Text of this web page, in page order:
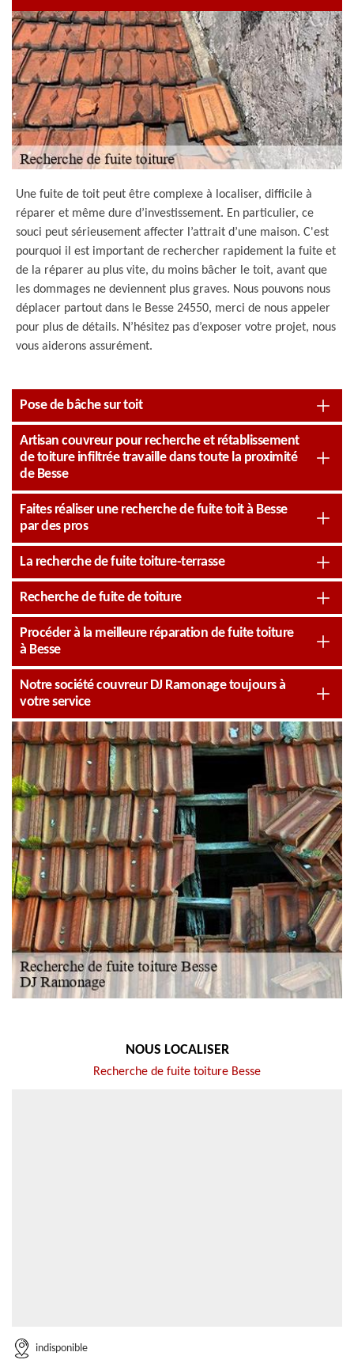
Une fuite de toit peut être complexe à localiser, difficile à
réparer et même dure d’investissement. En particulier, ce
souci peut sérieusement affecter l’attrait d’une maison. C'est
pourquoi il est important de rechercher rapidement la fuite et
de la réparer au plus vite, du moins bâcher le toit, avant que
les dommages ne deviennent plus graves. Nous pouvons nous
déplacer partout dans le Besse 24550, merci de nous appeler
pour plus de détails. N’hésitez pas d’exposer votre projet, nous
vous aiderons assurément.
Pose de bâche sur toit
Artisan couvreur pour recherche et rétablissement
de toiture infiltrée travaille dans toute la proximité
de Besse
Faites réaliser une recherche de fuite toit à Besse
par des pros
La recherche de fuite toiture-terrasse
Recherche de fuite de toiture
Procéder à la meilleure réparation de fuite toiture
à Besse
Notre société couvreur DJ Ramonage toujours à
votre service
NOUS LOCALISER
Recherche de fuite toiture Besse
indisponible